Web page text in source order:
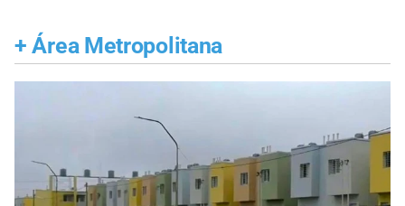
+ Área Metropolitana